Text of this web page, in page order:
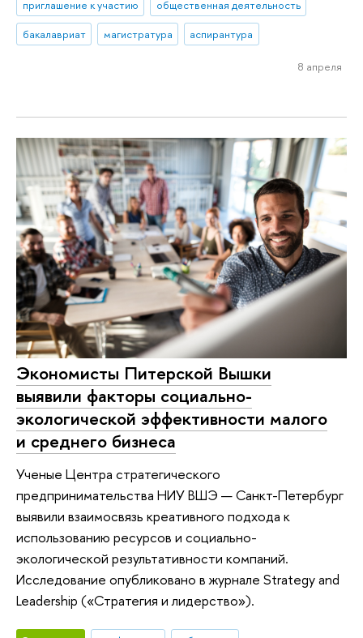
приглашение к участию
общественная деятельность
бакалавриат
магистратура аспирантура
8 апреля
Экономисты Питерской Вышки
выявили факторы социально-
экологической эффективности малого
и среднего бизнеса
Ученые Центра стратегического
предпринимательства НИУ ВШЭ — Санкт-Петербург
выявили взаимосвязь креативного подхода к
использованию ресурсов и социально-
экологической результативности компаний.
Исследование опубликовано в журнале Strategy and
Leadership («Стратегия и лидерство»).